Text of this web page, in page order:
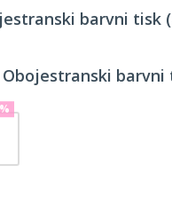
barvni tisk
Obojestranski barvni